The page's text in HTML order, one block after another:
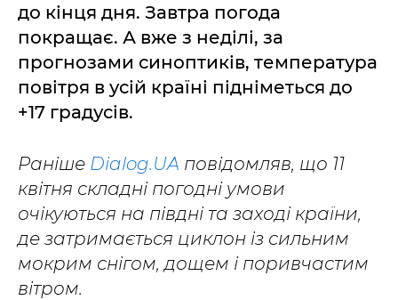
до кінця дня. Завтра погода
покращає. А вже з неділі, за
прогнозами синоптиків, температура
повітря в усій країні підніметься до
+17 градусів.
Раніше Dialog.UA повідомляв, що 11
квітня складні погодні умови
очікуються на півдні та заході країни,
де затримається циклон із сильним
мокрим снігом, дощем і поривчастим
вітром.